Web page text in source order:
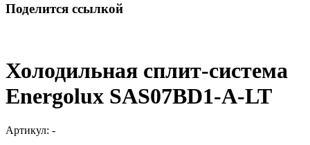
Поделится ссылкой
Холодильная сплит-система
Energolux SAS07BD1-A-LT
Артикул: -